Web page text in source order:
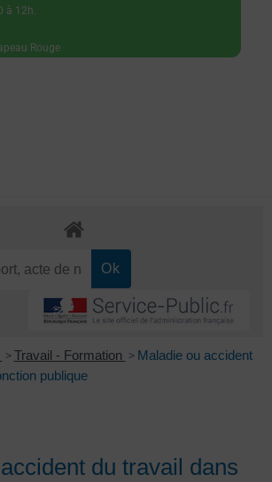
à 12h.
Rouge
> Travail - Formation > Maladie ou accident
publique
du travail dans